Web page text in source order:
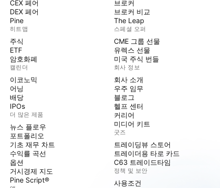
CEX 페어
DEX 페어
Pine
히트맵
주식
ETF
암호화폐
캘린더
이코노믹
어닝
배당
IPOs
더 많은 제품
뉴스 플로우
포트폴리오
기초 재무 차트
수익률 곡선
옵션
거시경제 지도
Pine Script®
브로커
브로커 비교
The Leap
스페셜 오퍼
CME 그룹 선물
유렉스 선물
미국 주식 번들
회사 정보
회사 소개
우주 임무
블로그
헬프 센터
커리어
미디어 키트
굿즈
트레이딩뷰 스토어
트레이더용 타로 카드
C63 트레이드타임
정책 및 보안
사용조건